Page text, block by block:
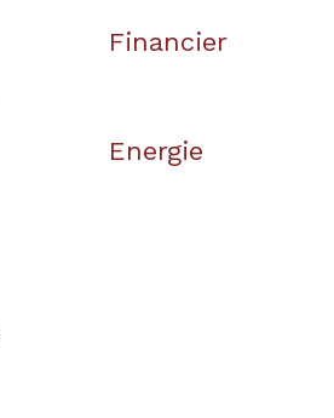
Financier
Energie